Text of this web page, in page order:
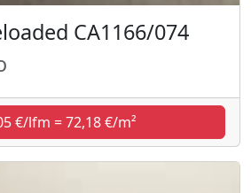
CA1166/074
€/lfm = 72,18 €/m²